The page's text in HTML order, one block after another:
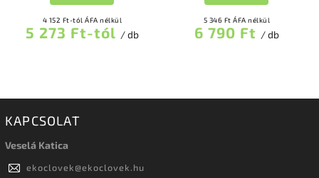
4 152 Ft-tól ÁFA nélkül
5 273 Ft-tól / db
5 346 Ft ÁFA nélkül
6 790 Ft / db
KAPCSOLAT
Veselá Katica
ekoclovek@ekoclovek.hu